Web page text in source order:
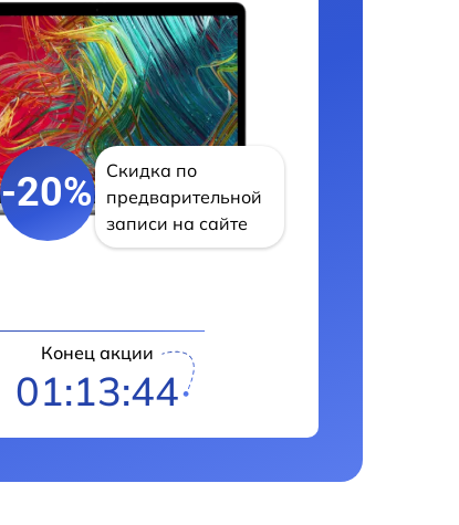
-20%
Скидка по
предварительной
записи на сайте
Конец акции
01:13:43